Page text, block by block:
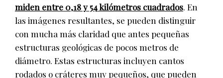
miden entre 0,18 y 54 kilómetros cuadrados. En
las imágenes resultantes, se pueden distinguir
con mucha más claridad que antes pequeñas
estructuras geológicas de pocos metros de
diámetro. Estas estructuras incluyen cantos
rodados o cráteres muy pequeños, que pueden